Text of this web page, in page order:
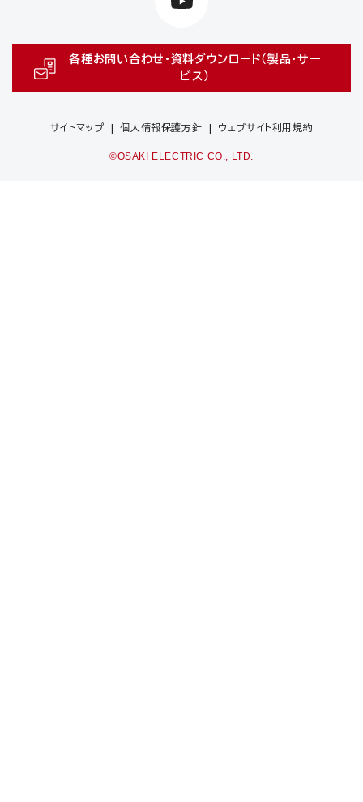
各種お問い合わせ・資料ダウンロード（製品・サー
ビス）
サイトマップ 個人情報保護方針 ウェブサイト利用規約
©OSAKI ELECTRIC CO., LTD.